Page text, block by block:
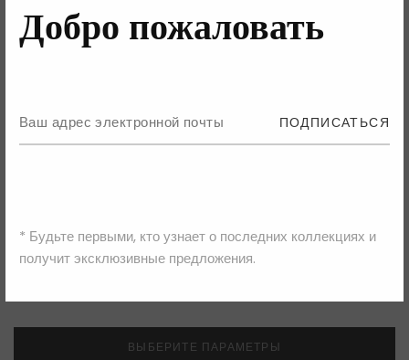
Добро пожаловать
ПОДПИСАТЬСЯ
* Будьте первыми, кто узнает о последних коллекциях и
получит эксклюзивные предложения.
ВЫБЕРИТЕ ПАРАМЕТРЫ